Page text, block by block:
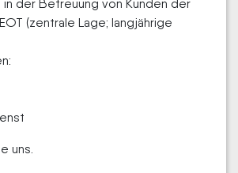
in der Betreuung von Kunden der
(zentrale Lage; langjährige
uns.